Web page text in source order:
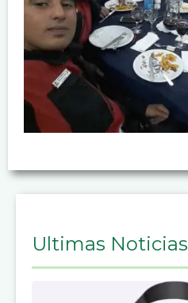
Ultimas Noticias